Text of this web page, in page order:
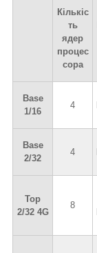
Кількіс
ть
ядер
процес
сора
Base
1/16
4
Base
2/32
4
Top
2/32 4G
8